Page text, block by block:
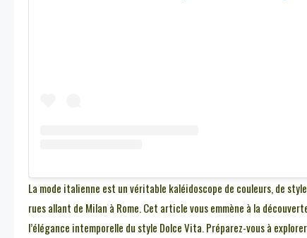
La mode italienne est un véritable kaléidoscope de couleurs, de
rues allant de Milan à Rome. Cet article vous emmène à la
l’élégance intemporelle du style Dolce Vita. Préparez-vous à